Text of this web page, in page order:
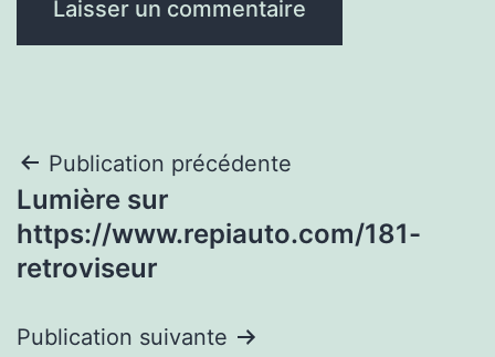
Navigation
de
l’article
Publication précédente
Lumière sur
https://www.repiauto.com/181-
retroviseur
Publication suivante